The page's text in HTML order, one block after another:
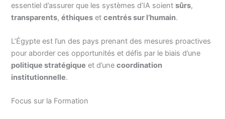
essentiel d’assurer que les systèmes d’IA soientsûrs,
transparents,éthiques etcentrés sur l’humain.
L’Égypte est l’un des pays prenant des mesures proactives
pour aborder ces opportunités et défis par le biais d’une
politique stratégique et d’unecoordination
institutionnelle.
Focus sur la Formation